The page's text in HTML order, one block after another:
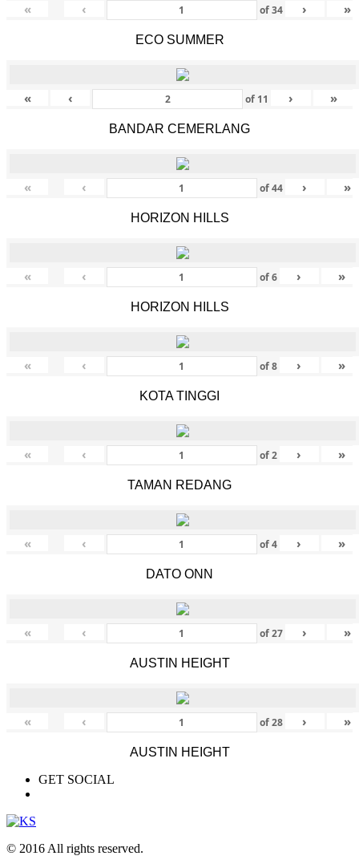
« ‹ of34 › »
ECO SUMMER
« ‹ of 11 › »
BANDAR CEMERLANG
« ‹ of44 › »
HORIZON HILLS
« ‹ of6 › »
HORIZON HILLS
« ‹ of8 › »
KOTA TINGGI
« ‹ of2 › »
TAMAN REDANG
« ‹ of4 › »
DATO ONN
« ‹ of27 › »
AUSTIN HEIGHT
« ‹ of28 › »
AUSTIN HEIGHT
GET SOCIAL
© 2016 All rights reserved.